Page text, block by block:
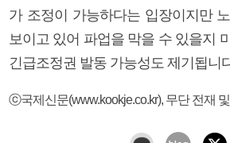
가 조정이 가능하다는 입장이지만
보이고 있어 파업을 막을 수 있을지
긴급조정권 발동 가능성도 제기됩니
ⓒ국제신문(www.kookje.co.kr), 무단 전재